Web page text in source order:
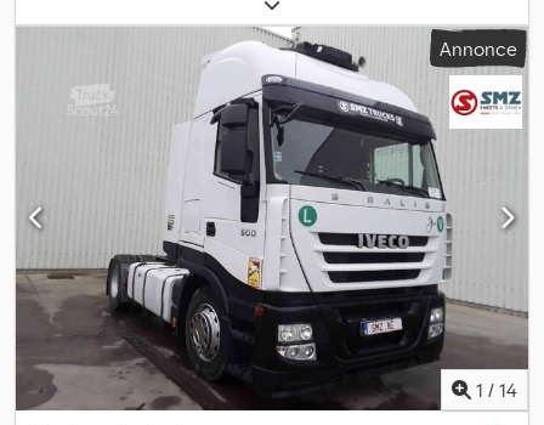
Équipement:grue, IVECO STRALIS 460 Année 2014
Dsdpfxswdxade Anxeck Diesel / Euro 6C 0 km – MOTEUR NEUF
Boîte manuelle / Cylindrée 10 308 / 338 kW PTAC : 26,0 t Charge
utile : 12 960 kg Empattement : 4 300 mm Benne fixe : 5 370 x 2 550
mm – Hauteur des ridelles : 800 mm Grue PK 32080 D – 5
rallonges Radiocommande Camion climatisé
Annonce
1 / 14